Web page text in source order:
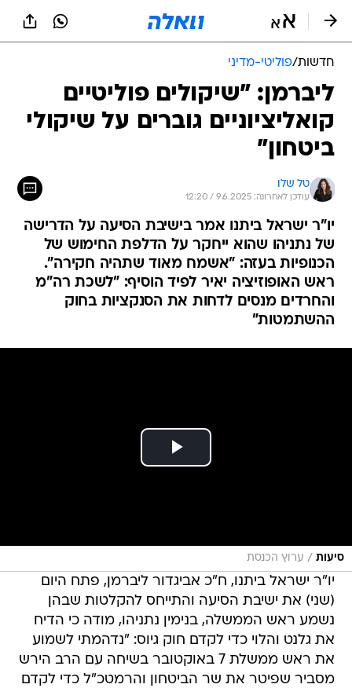
חדשות/פוליטי-מדיני
ליברמן: "שיקולים פוליטיים
קואליציוניים גוברים על שיקולי
ביטחון"
טל שלו
עודכן לאחרונה: 9.6.2025 / 12:20
יו"ר ישראל ביתנו אמר בישיבת הסיעה על הדרישה
של נתניהו שהוא ייחקר על הדלפת החימוש של
הכנופיות בעזה: "אשמח מאוד שתהיה חקירה".
ראש האופוזיציה יאיר לפיד הוסיף: "לשכת רה"מ
והחרדים מנסים לדחות את הסנקציות בחוק
ההשתמטות"
סיעות / ערוץ הכנסת
יו"ר ישראל ביתנו, ח"כ אביגדור ליברמן, פתח היום
(שני) את ישיבת הסיעה והתייחס להקלטות שבהן
נשמע ראש הממשלה, בנימין נתניהו, מודה כי הדיח
את גלנט והלוי כדי לקדם חוק גיוס: "נדהמתי לשמוע
את ראש ממשלת 7 באוקטובר בשיחה עם הרב הירש
מסביר שפיטר את שר הביטחון והרמטכ"ל כדי לקדם